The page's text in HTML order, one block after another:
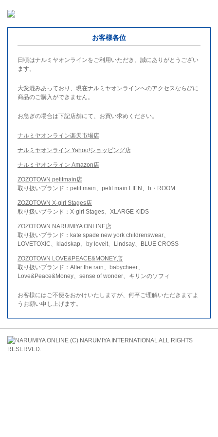
お客様各位
日頃はナルミヤオンラインをご利用いただき、誠にありがとうござい
ます。
大変混みあっており、現在ナルミヤオンラインへのアクセスならびに
商品のご購入ができません。
お急ぎの場合は下記店舗にて、お買い求めください。
ナルミヤオンライン楽天市場店
ナルミヤオンライン Yahoo!ショッピング店
ナルミヤオンライン Amazon店
ZOZOTOWN petitmain店
取り扱いブランド：petit main、petit main LIEN、b・ROOM
ZOZOTOWN X-girl Stages店
取り扱いブランド：X-girl Stages、XLARGE KIDS
ZOZOTOWN NARUMIYA ONLINE店
取り扱いブランド：kate spade new york childrenswear、
LOVETOXIC、kladskap、by loveit、Lindsay、BLUE CROSS
ZOZOTOWN LOVE&PEACE&MONEY店
取り扱いブランド：After the rain、babycheer、
Love&Peace&Money、sense of wonder、キリンのソフィ
お客様にはご不便をおかけいたしますが、何卒ご理解いただきますよ
うお願い申し上げます。